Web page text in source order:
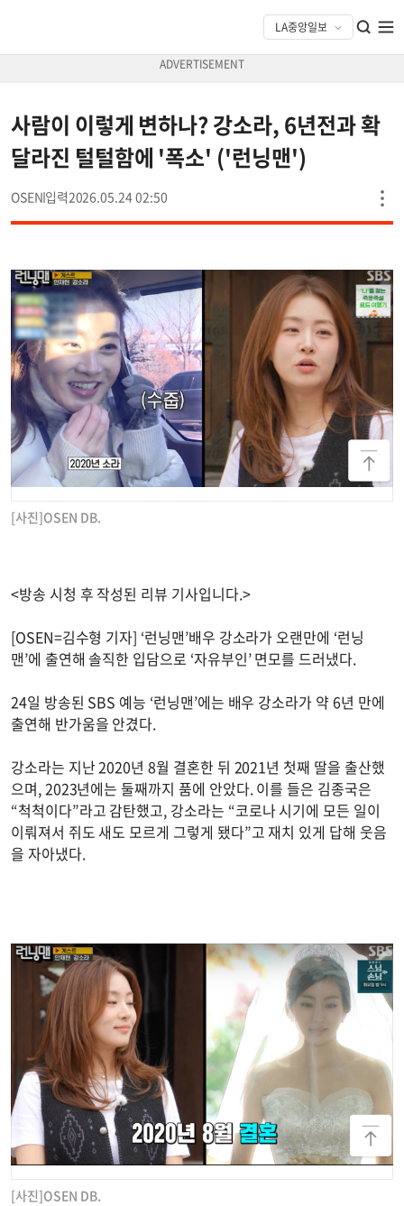
사람이 이렇게 변하나? 강소라, 6년전과 확
달라진 털털함에 '폭소' ('런닝맨')
OSEN 2026.05.24 02:50
[사진]OSEN DB.
<방송 시청 후 작성된 리뷰 기사입니다.>
[OSEN=김수형 기자] ‘런닝맨’배우 강소라가 오랜만에 ‘런닝
맨’에 출연해 솔직한 입담으로 ‘자유부인’ 면모를 드러냈다.
24일 방송된 SBS 예능 ‘런닝맨’에는 배우 강소라가 약 6년 만에
출연해 반가움을 안겼다.
강소라는 지난 2020년 8월 결혼한 뒤 2021년 첫째 딸을 출산했
으며, 2023년에는 둘째까지 품에 안았다. 이를 들은 김종국은
“척척이다”라고 감탄했고, 강소라는 “코로나 시기에 모든 일이
이뤄져서 쥐도 새도 모르게 그렇게 됐다”고 재치 있게 답해 웃음
을 자아냈다.
[사진]OSEN DB.